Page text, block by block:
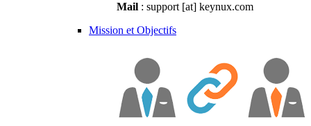
Mail : support [at] keynux.com
Mission et Objectifs